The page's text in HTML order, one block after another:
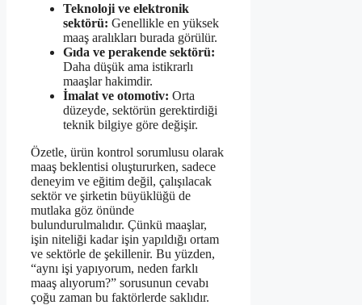
Teknoloji ve elektronik
sektörü: Genellikle en yüksek
maaş aralıkları burada görülür.
Gıda ve perakende sektörü:
Daha düşük ama istikrarlı
maaşlar hakimdir.
İmalat ve otomotiv: Orta
düzeyde, sektörün gerektirdiği
teknik bilgiye göre değişir.
Özetle, ürün kontrol sorumlusu olarak
maaş beklentisi oluştururken, sadece
deneyim ve eğitim değil, çalışılacak
sektör ve şirketin büyüklüğü de
mutlaka göz önünde
bulundurulmalıdır. Çünkü maaşlar,
işin niteliği kadar işin yapıldığı ortam
ve sektörle de şekillenir. Bu yüzden,
“aynı işi yapıyorum, neden farklı
maaş alıyorum?” sorusunun cevabı
çoğu zaman bu faktörlerde saklıdır.